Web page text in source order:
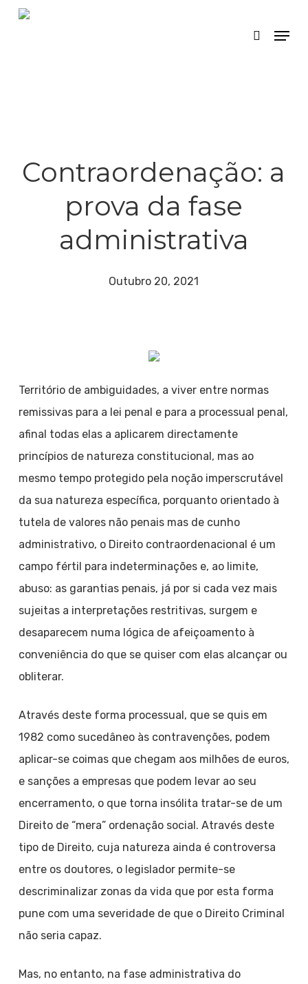
Skip
search
Menu
Contraordenação: a
prova da fase
administrativa
Outubro 20, 2021
Território de ambiguidades, a viver entre normas
remissivas para a lei penal e para a processual penal,
afinal todas elas a aplicarem directamente
princípios de natureza constitucional, mas ao
mesmo tempo protegido pela noção imperscrutável
da sua natureza específica, porquanto orientado à
tutela de valores não penais mas de cunho
administrativo, o Direito contraordenacional é um
campo fértil para indeterminações e, ao limite,
abuso: as garantias penais, já por si cada vez mais
sujeitas a interpretações restritivas, surgem e
desaparecem numa lógica de afeiçoamento à
conveniência do que se quiser com elas alcançar ou
obliterar.
Através deste forma processual, que se quis em
1982 como sucedâneo às contravenções, podem
aplicar-se coimas que chegam aos milhões de euros,
e sanções a empresas que podem levar ao seu
encerramento, o que torna insólita tratar-se de um
Direito de “mera” ordenação social. Através deste
tipo de Direito, cuja natureza ainda é controversa
entre os doutores, o legislador permite-se
descriminalizar zonas da vida que por esta forma
pune com uma severidade de que o Direito Criminal
não seria capaz.
Mas, no entanto, na fase administrativa do